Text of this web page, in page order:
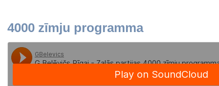
4000 zīmju programma